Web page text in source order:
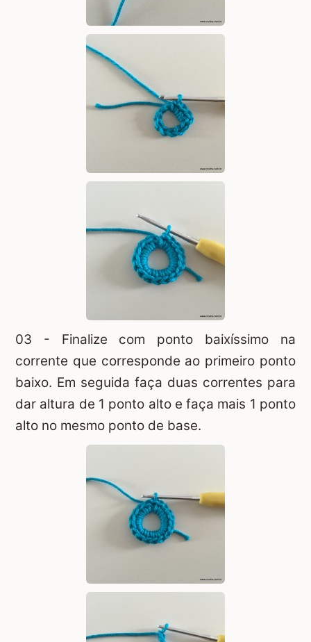
03 - Finalize com ponto baixíssimo na
corrente que corresponde ao primeiro ponto
baixo. Em seguida faça duas correntes para
dar altura de 1 ponto alto e faça mais 1 ponto
alto no mesmo ponto de base.